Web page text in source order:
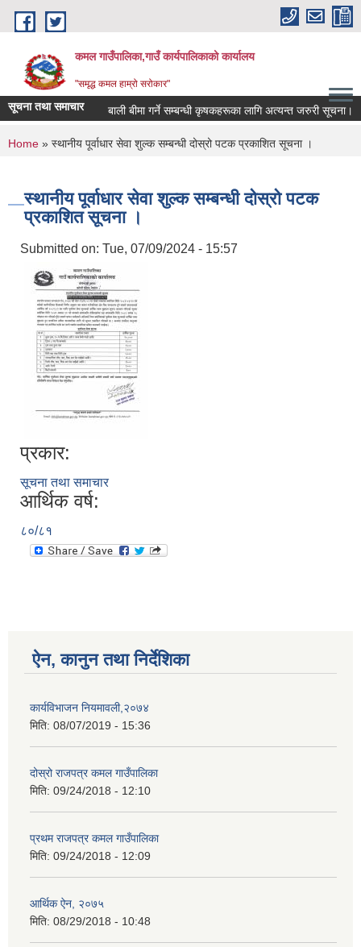
Skip to main content
कमल गाउँपालिका,गाउँ कार्यपालिकाको कार्यालय
"समृद्ध कमल हाम्रो सरोकार"
सूचना तथा समाचार बाली बीमा गर्ने सम्बन्धी कृषकहरूका लागि अत्यन्त जरुरी सूचना।
You are here
Home » स्थानीय पूर्वाधार सेवा शुल्क सम्बन्धी दोस्रो पटक प्रकाशित सूचना ।
स्थानीय पूर्वाधार सेवा शुल्क सम्बन्धी दोस्रो पटक
प्रकाशित सूचना ।
Submitted on: Tue, 07/09/2024 - 15:57
प्रकार:
सूचना तथा समाचार
आर्थिक वर्ष:
८०/८१
ऐन, कानुन तथा निर्देशिका
कार्यविभाजन नियमावली,२०७४
मिति: 08/07/2019 - 15:36
दोस्रो राजपत्र कमल गाउँपालिका
मिति: 09/24/2018 - 12:10
प्रथम राजपत्र कमल गाउँपालिका
मिति: 09/24/2018 - 12:09
आर्थिक ऐन, २०७५
मिति: 08/29/2018 - 10:48